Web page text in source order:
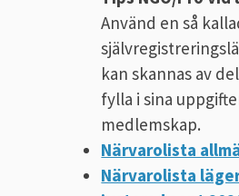
Använd en så
kan skannas av
fylla i sina
medlemskap.
Närvarolista
Närvarolista